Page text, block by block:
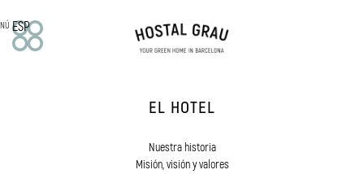
ESP
Misión, visión y valores
Servicios
EL HOTEL
Nuestra historia
Misión, visión y valores